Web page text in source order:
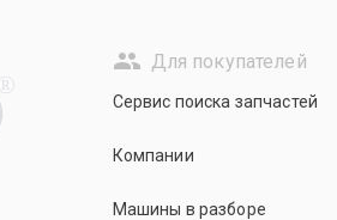
R
Для покупателей
Сервис поиска запчастей
Компании
Машины в разборе